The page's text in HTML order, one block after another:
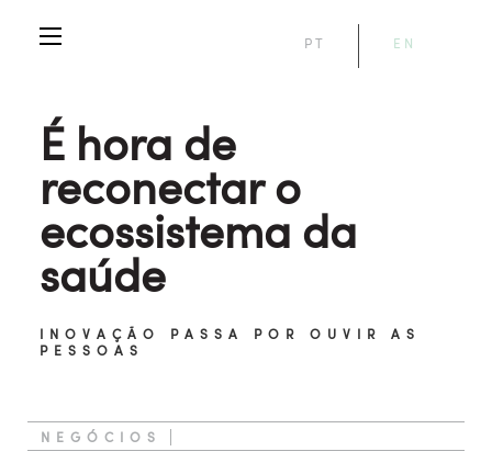
PT EN
É hora de
reconectar o
ecossistema da
saúde
INOVAÇÃO PASSA POR OUVIR AS
PESSOAS
NEGÓCIOS